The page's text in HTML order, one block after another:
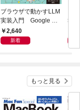
ブラウザで動かすLLM
実装入門 Google Col
aboratoryで実践するL
LM・RAG・ファイン
2,640
新着
報
もっと見る